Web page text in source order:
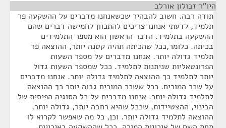
היו"ר זבולון אורלב
תודה רבה. חשוב להבהיר שכשאנחנו מדברים על ההשקעה פר
תלמיד, לדעתי אנחנו צריכים להתכוון לחמישה דברים שהם
ההשקעה בתלמיד. הדבר הראשון הוא מספר התלמידים
בכיתה. כלומר,ככל שהכיתה תהיה קטנה יותר, ההוצאה פר
תלמיד גדולה יותר. אנחנו מדברים על מספר השעות
הפרונטאליות שניתנות לתלמיד. ככל שמספר השעות גדול
יותר לתלמיד כך ההוצאה לתלמיד גדולה יותר. אנחנו מדברים
על שכר המורים. ככל ששכר המורים גבוה יותר כך ההוצאה
לתלמיד גדולה יותר. אנחנו מדברים על כל הסוגיה הפיסית של
הבינוי, ההצטיידות, שככל שהיא רחבה יותר, גדולה יותר,
ההוצאה לתלמיד גדולה יותר. וכן, כל מה שאפשר לקרוא לו